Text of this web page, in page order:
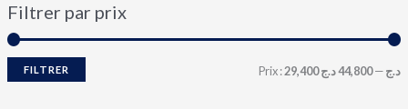
Filtrer par prix
FILTRER Prix : 29,400 د.ج—44,800 د.ج